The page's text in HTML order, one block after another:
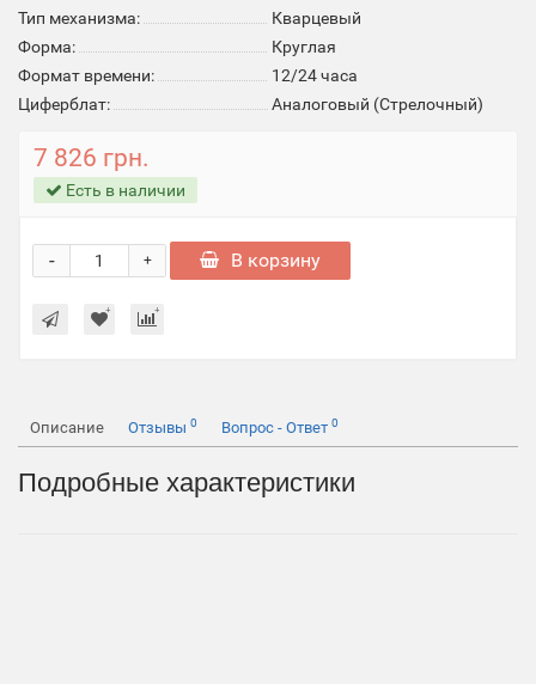
Тип механизма:
Кварцевый
Форма:
Круглая
Формат времени:
12/24 часа
Циферблат:
Аналоговый (Стрелочный)
7 826 грн.
Есть в наличии
+
- В корзину
Описание Отзывы 0 Вопрос - Ответ 0
Подробные характеристики